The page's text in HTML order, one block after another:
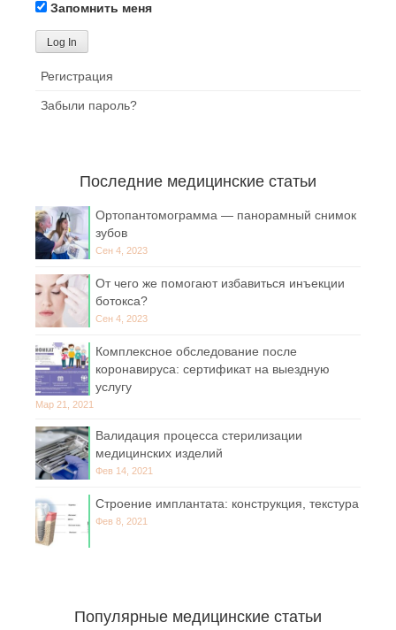
Запомнить меня
Регистрация
Забыли пароль?
Последние медицинские статьи
Ортопантомограмма — панорамный снимок
зубов
Сен 4, 2023
От чего же помогают избавиться инъекции
ботокса?
Сен 4, 2023
Комплексное обследование после
коронавируса: сертификат на выездную
услугу
Мар 21, 2021
Валидация процесса стерилизации
медицинских изделий
Фев 14, 2021
Строение имплантата: конструкция, текстура
Фев 8, 2021
Популярные медицинские статьи